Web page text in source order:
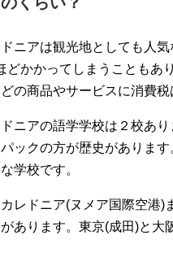
ニアは観光地としても人
どかかってしまうこともあ
の商品やサービスに消費税
ニアの語学学校は２校あ
ックの方が歴史がありま
学校です。
レドニア(ヌメア国際空港
あります。東京(成田)と大